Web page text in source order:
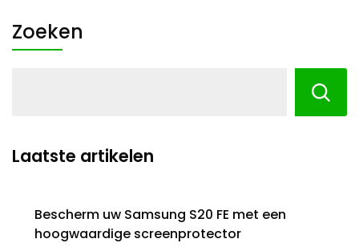
Zoeken
Laatste artikelen
Bescherm uw Samsung S20 FE met een
hoogwaardige screenprotector